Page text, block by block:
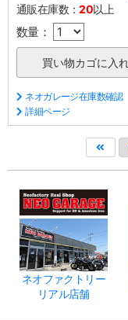
通販在庫数：20以上
数量：
ネオガレージ在庫数確認
詳細ページ
ネオファクトリー
リアル店舗